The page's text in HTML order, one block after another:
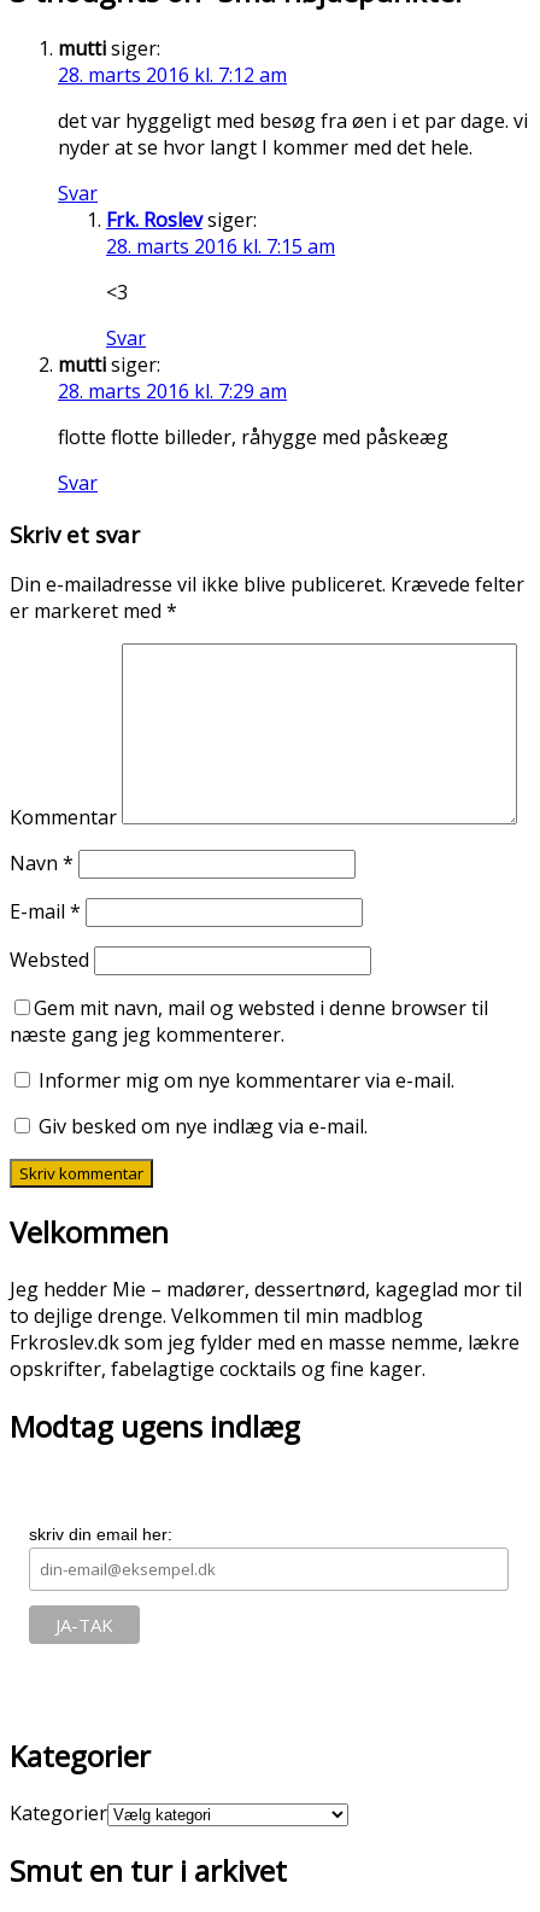
muttisiger:
28. marts 2016 kl. 7:12 am
det var hyggeligt med besøg fra øen i et par dage. vi
nyder at se hvor langt I kommer med det hele.
Svar
Frk. Roslevsiger:
28. marts 2016 kl. 7:15 am
<3
Svar
muttisiger:
28. marts 2016 kl. 7:29 am
flotte flotte billeder, råhygge med påskeæg
Svar
Skriv et svar
Din e-mailadresse vil ikke blive publiceret. Krævede felter
er markeret med *
Kommentar
Navn *
E-mail *
Websted
Gem mit navn, mail og websted i denne browser til
næste gang jeg kommenterer.
Informer mig om nye kommentarer via e-mail.
Giv besked om nye indlæg via e-mail.
Velkommen
Jeg hedder Mie – madører, dessertnørd, kageglad mor til
to dejlige drenge. Velkommen til min madblog
Frkroslev.dk som jeg fylder med en masse nemme, lækre
opskrifter, fabelagtige cocktails og fine kager.
Modtag ugens indlæg
skriv din email her:
Kategorier
Kategorier
Smut en tur i arkivet